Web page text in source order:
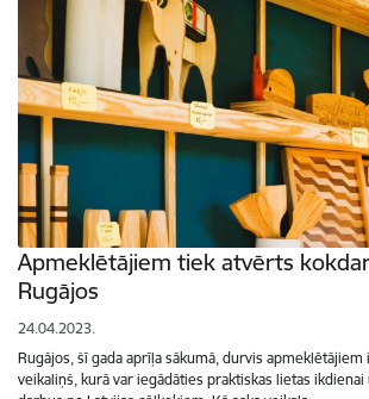
Apmeklētājiem tiek atvērts
Rugājos
24.04.2023.
Rugājos, šī gada aprīļa sākumā, durvis
veikaliņš, kurā var iegādāties praktiskas lietas